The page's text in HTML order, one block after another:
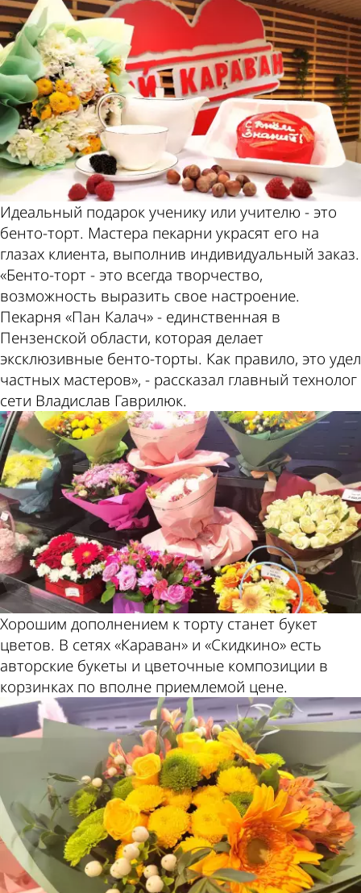
Идеальный подарок ученику или учителю - это
бенто-торт. Мастера пекарни украсят его на
глазах клиента, выполнив индивидуальный заказ.
«Бенто-торт - это всегда творчество,
возможность выразить свое настроение.
Пекарня «Пан Калач» - единственная в
Пензенской области, которая делает
эксклюзивные бенто-торты. Как правило, это удел
частных мастеров», - рассказал главный технолог
сети Владислав Гаврилюк.
Хорошим дополнением к торту станет букет
цветов. В сетях «Караван» и «Скидкино» есть
авторские букеты и цветочные композиции в
корзинках по вполне приемлемой цене.